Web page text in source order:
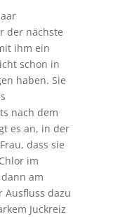
der nächste
ihm ein
schon in
haben. Sie
nach dem
es an, in der
dass sie
im
am
Ausfluss dazu
Juckreiz